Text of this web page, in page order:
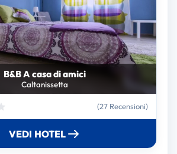
B&B A casa di amici
Caltanissetta
(27 Recensioni)
VEDI HOTEL